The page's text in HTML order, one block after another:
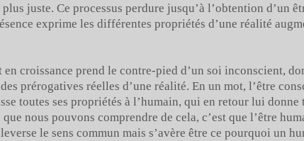
juste. Ce processus perdure jusqu’à l’obtention d’un
exprime les différentes propriétés d’une réalité
en croissance prend le contre-pied d’un soi inconscient,
prérogatives réelles d’une réalité. En un mot, l’être
toutes ses propriétés à l’humain, qui en retour lui donne
nous pouvons comprendre de cela, c’est que l’être
le sens commun mais s’avère être ce pourquoi un